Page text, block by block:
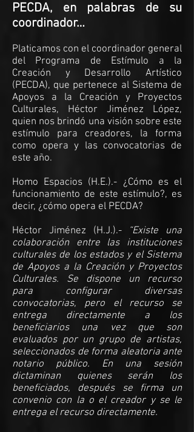
PECDA, en palabras de su
coordinador…
Platicamos con el coordinador general
del Programa de Estímulo a la
Creación y Desarrollo Artístico
(PECDA), que pertenece al Sistema de
Apoyos a la Creación y Proyectos
Culturales, Héctor Jiménez López,
quien nos brindó una visión sobre este
estímulo para creadores, la forma
como opera y las convocatorias de
este año.
Homo Espacios (H.E.).- ¿Cómo es el
funcionamiento de este estímulo?, es
decir, ¿cómo opera el PECDA?
Héctor Jiménez (H.J.).-
“Existe una
colaboración entre las instituciones
culturales de los estados y el Sistema
de Apoyos a la Creación y Proyectos
Culturales. Se dispone un recurso
para configurar diversas
convocatorias, pero el recurso se
entrega directamente a los
beneficiarios una vez que son
evaluados por un grupo de artistas,
seleccionados de forma aleatoria ante
notario público. En una sesión
dictaminan quienes serán los
beneficiados, después se firma un
convenio con la o el creador y se le
entrega el recurso directamente.